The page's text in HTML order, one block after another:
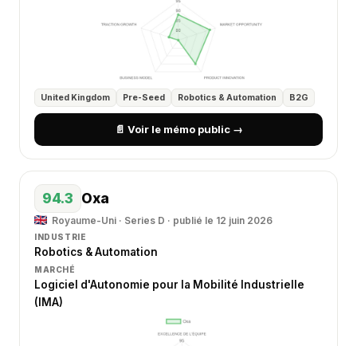
United Kingdom Pre-Seed Robotics & Automation B2G
📄 Voir le mémo public →
94.3 Oxa
Royaume-Uni · Series D · publié le 12 juin 2026
INDUSTRIE
Robotics & Automation
MARCHÉ
Logiciel d'Autonomie pour la Mobilité Industrielle
(IMA)